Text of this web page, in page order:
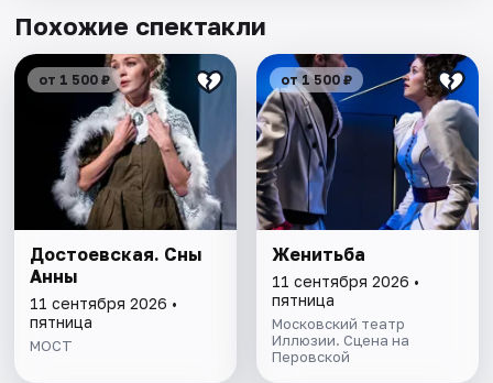
Похожие спектакли
от 1 500 ₽
Достоевская. Сны
Анны
11 сентября 2026 •
пятница
МОСТ
от 1 500 ₽
Женитьба
11 сентября 2026 •
пятница
Московский театр
Иллюзии. Сцена на
Перовской